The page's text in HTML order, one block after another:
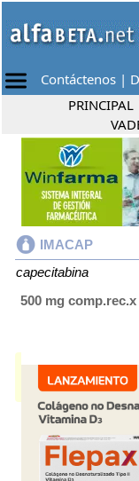
Contáctenos |
PRINCIPAL
IMACAP
capecitabina
500 mg comp.rec.x
producido porIMA y
Explorar más
Otros
Otros